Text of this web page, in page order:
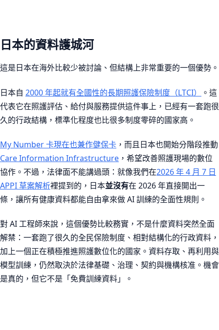
日本的資料護城河
這是日本在海外比較少被討論、但結構上非常重要的一個優勢。
日本自 2000 年起就有全國性的長期照護保險制度（LTCI）
。這
代表它在照護評估、給付與服務提供這件事上，已經有一套跑很
久的行政結構，標準化程度也比很多制度零碎的國家高。
My Number 卡現在也兼作健保卡 ，而且日本也開始分階段推動
Care Information Infrastructure ，希望改善照護現場的數位
協作。不過，法律面不能講過頭：就像我們在2026 年 4 月 7 日
APPI 草案解析裡提到的，日本並沒有在 2026 年直接開出一
條，讓所有健康資料都能自由拿來做 AI 訓練的全面性規則。
對 AI 工程師來說，這個優勢比較務實，不是什麼資料突然全面
解禁：一套跑了很久的全民保險制度、相對結構化的行政資料，
加上一個正在積極推進照護數位化的國家。資料存取、再利用與
模型訓練，仍然取決於法律基礎、治理、契約與機構核准。機會
是真的，但它不是「免費訓練資料」。